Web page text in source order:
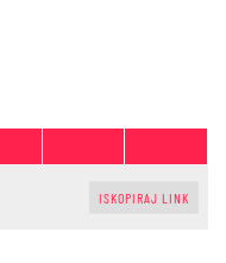
ISKOPIRAJ LINK